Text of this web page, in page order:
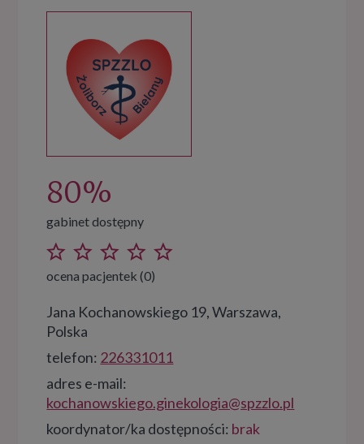
80%
gabinet dostępny
ocena pacjentek (0)
Jana Kochanowskiego 19, Warszawa,
Polska
telefon: 226331011
adres e-mail:
kochanowskiego.ginekologia@spzzlo.pl
koordynator/ka dostępności: brak